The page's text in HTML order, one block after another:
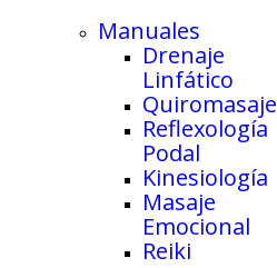
Manuales
Drenaje
Linfático
Quiromasaje
Reflexología
Podal
Kinesiología
Masaje
Emocional
Reiki